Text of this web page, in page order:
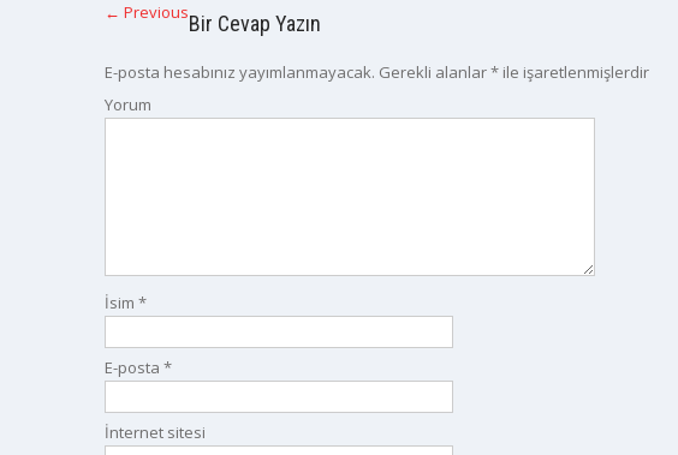
← PreviousBir Cevap Yazın
E-posta hesabınız yayımlanmayacak. Gerekli alanlar* ile işaretlenmişlerdir
Yorum
İsim *
E-posta *
İnternet sitesi